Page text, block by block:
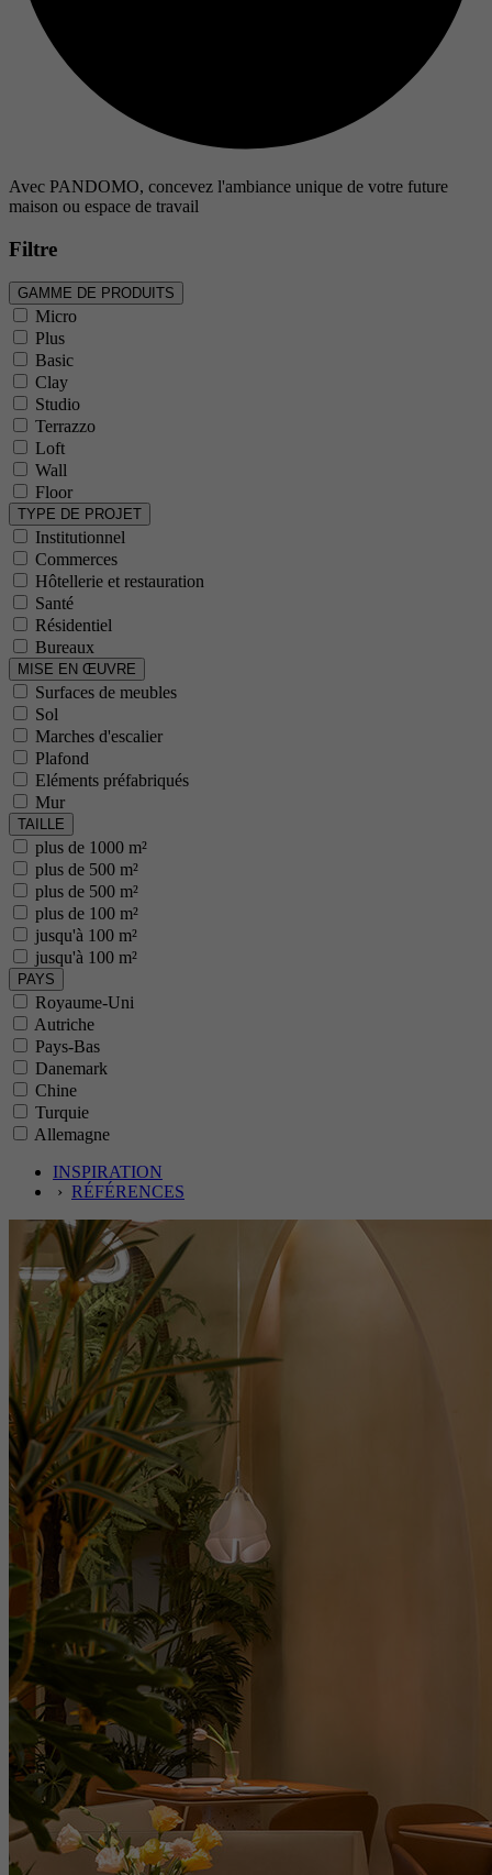
Avec PANDOMO, concevez l'ambiance unique de votre future
maison ou espace de travail
Filtre
GAMME DE PRODUITS
Micro
Plus
Basic
Clay
Studio
Terrazzo
Loft
Wall
Floor
TYPE DE PROJET
Institutionnel
Commerces
Hôtellerie et restauration
Santé
Résidentiel
Bureaux
MISE EN ŒUVRE
Surfaces de meubles
Sol
Marches d'escalier
Plafond
Eléments préfabriqués
Mur
TAILLE
plus de 1000 m²
plus de 500 m²
plus de 500 m²
plus de 100 m²
jusqu'à 100 m²
jusqu'à 100 m²
PAYS
Royaume-Uni
Autriche
Pays-Bas
Danemark
Chine
Turquie
Allemagne
INSPIRATION
› RÉFÉRENCES